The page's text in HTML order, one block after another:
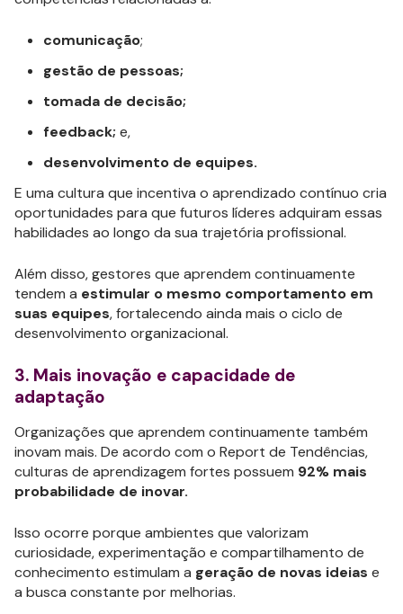
comunicação;
gestão de pessoas;
tomada de decisão;
feedback; e,
desenvolvimento de equipes.
E uma cultura que incentiva o aprendizado contínuo cria
oportunidades para que futuros líderes adquiram essas
habilidades ao longo da sua trajetória profissional.
Além disso, gestores que aprendem continuamente
tendem a estimular o mesmo comportamento em
suas equipes, fortalecendo ainda mais o ciclo de
desenvolvimento organizacional.
3. Mais inovação e capacidade de
adaptação
Organizações que aprendem continuamente também
inovam mais. De acordo com o Report de Tendências,
culturas de aprendizagem fortes possuem 92% mais
probabilidade de inovar.
Isso ocorre porque ambientes que valorizam
curiosidade, experimentação e compartilhamento de
conhecimento estimulam a geração de novas ideias e
a busca constante por melhorias.